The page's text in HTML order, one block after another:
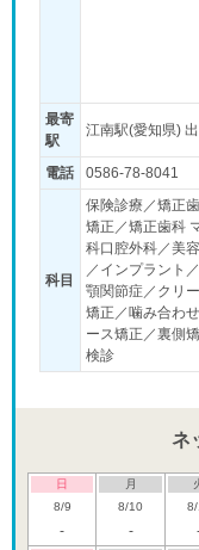
最寄
駅
江南駅(愛知県)
電話 0586-78-8041
科目
保険診療／矯正
矯正／矯正歯科
科口腔外科／美
／インプラント
顎関節症／クリ
矯正／噛み合わ
ース矯正／裏側
検診
ネ
日
8/9
-
月
8/10
-
8/